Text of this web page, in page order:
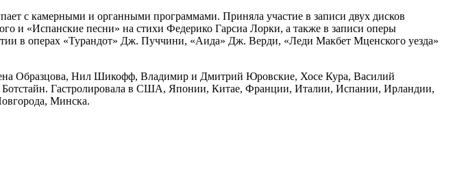
с камерными и органными программами. Приняла участие в записи двух дисков
и «Испанские песни» на стихи Федерико Гарсиа Лорки, а также в записи оперы
в операх «Турандот» Дж. Пуччини, «Аида» Дж. Верди, «Леди Макбет Мценского уезда»
Образцова, Нил Шикофф, Владимир и Дмитрий Юровские, Хосе Кура, Василий
Гастролировала в США, Японии, Китае, Франции, Италии, Испании, Ирландии,
Минска.